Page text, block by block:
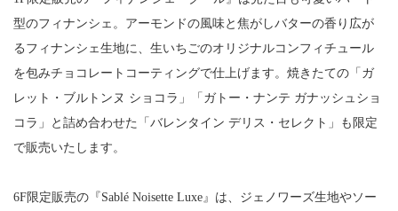
型のフィナンシェ。アーモンドの風味と焦がしバターの香り広が
るフィナンシェ生地に、生いちごのオリジナルコンフィチュール
を包みチョコレートコーティングで仕上げます。焼きたての「ガ
レット・ブルトンヌ ショコラ」「ガトー・ナンテ ガナッシュショ
コラ」と詰め合わせた「バレンタイン デリス・セレクト」も限定
で販売いたします。
6F限定販売の『Sablé Noisette Luxe』は、ジェノワーズ生地やソー